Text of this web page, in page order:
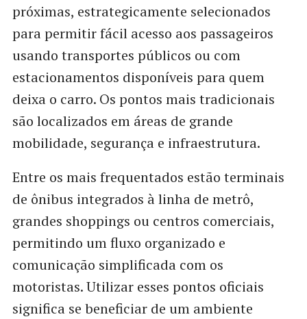
próximas, estrategicamente selecionados
para permitir fácil acesso aos passageiros
usando transportes públicos ou com
estacionamentos disponíveis para quem
deixa o carro. Os pontos mais tradicionais
são localizados em áreas de grande
mobilidade, segurança e infraestrutura.
Entre os mais frequentados estão terminais
de ônibus integrados à linha de metrô,
grandes shoppings ou centros comerciais,
permitindo um fluxo organizado e
comunicação simplificada com os
motoristas. Utilizar esses pontos oficiais
significa se beneficiar de um ambiente